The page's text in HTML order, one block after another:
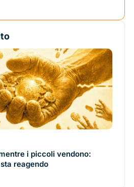
i piccoli vendono:
reagendo